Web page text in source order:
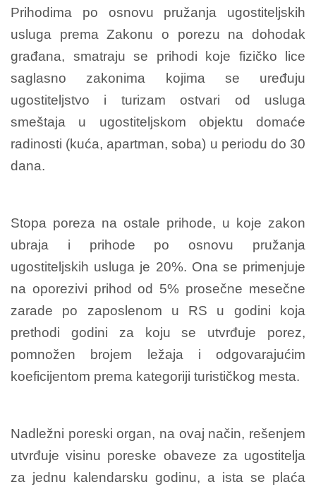
Prihodima po osnovu pružanja ugostiteljskih
usluga prema Zakonu o porezu na dohodak
građana, smatraju se prihodi koje fizičko lice
saglasno zakonima kojima se uređuju
ugostiteljstvo i turizam ostvari od usluga
smeštaja u ugostiteljskom objektu domaće
radinosti (kuća, apartman, soba) u periodu do 30
dana.
Stopa poreza na ostale prihode, u koje zakon
ubraja i prihode po osnovu pružanja
ugostiteljskih usluga je 20%. Ona se primenjuje
na oporezivi prihod od 5% prosečne mesečne
zarade po zaposlenom u RS u godini koja
prethodi godini za koju se utvrđuje porez,
pomnožen brojem ležaja i odgovarajućim
koeficijentom prema kategoriji turističkog mesta.
Nadležni poreski organ, na ovaj način, rešenjem
utvrđuje visinu poreske obaveze za ugostitelja
za jednu kalendarsku godinu, a ista se plaća